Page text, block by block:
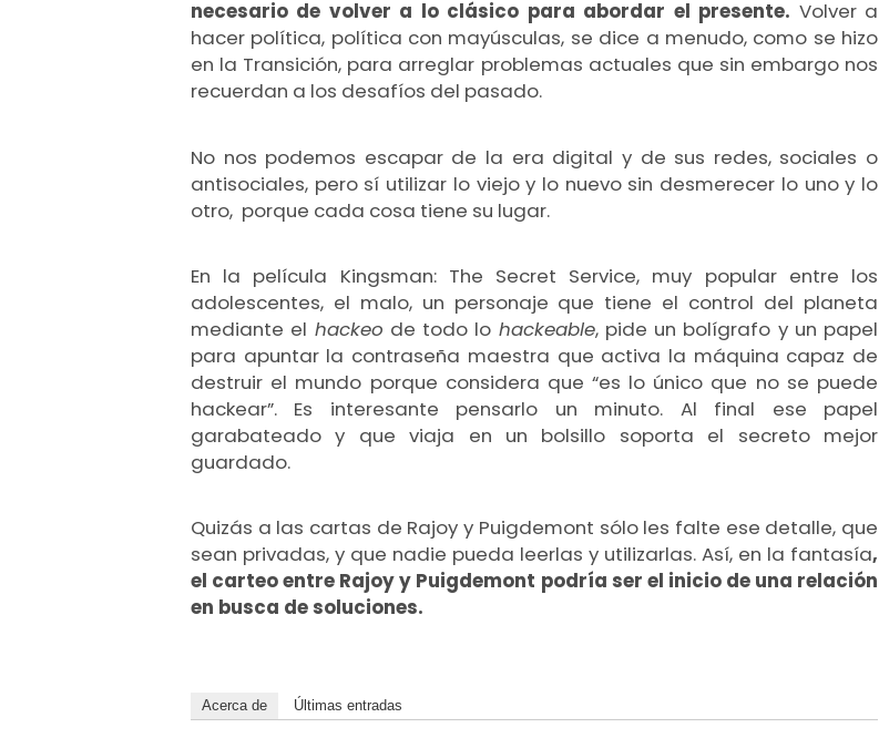
necesario de volver a lo clásico para abordar el presente. Volver a
hacer política, política con mayúsculas, se dice a menudo, como se hizo
en la Transición, para arreglar problemas actuales que sin embargo nos
recuerdan a los desafíos del pasado.
No nos podemos escapar de la era digital y de sus redes, sociales o
antisociales, pero sí utilizar lo viejo y lo nuevo sin desmerecer lo uno y lo
otro, porque cada cosa tiene su lugar.
En la película Kingsman: The Secret Service, muy popular entre los
adolescentes, el malo, un personaje que tiene el control del planeta
mediante el hackeo de todo lo hackeable, pide un bolígrafo y un papel
para apuntar la contraseña maestra que activa la máquina capaz de
destruir el mundo porque considera que “es lo único que no se puede
hackear”. Es interesante pensarlo un minuto. Al final ese papel
garabateado y que viaja en un bolsillo soporta el secreto mejor
guardado.
Quizás a las cartas de Rajoy y Puigdemont sólo les falte ese detalle, que
sean privadas, y que nadie pueda leerlas y utilizarlas. Así, en la fantasía,
el carteo entre Rajoy y Puigdemont podría ser el inicio de una relación
en busca de soluciones.
Acerca de Últimas entradas